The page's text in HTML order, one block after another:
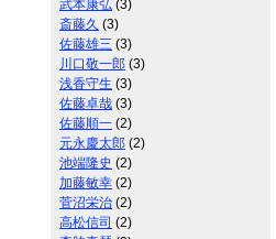
武本康弘 (3)
斎藤久 (3)
佐藤雄三 (3)
川口敬一郎 (3)
浅香守生 (3)
佐藤卓哉 (3)
佐藤順一 (2)
元永慶太郎 (2)
池端隆史 (2)
加藤敏幸 (2)
菅沼栄治 (2)
高松信司 (2)